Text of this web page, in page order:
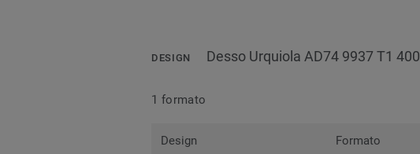
DESIGN Desso Urquiola AD74 9937 T1 400
1 formato
Design Formato